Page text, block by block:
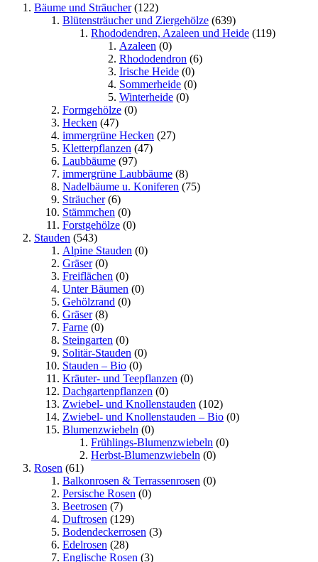
Bäume und Sträucher(122)
Blütensträucher und Ziergehölze (639)
Rhododendren, Azaleen und Heide (119)
Azaleen (0)
Rhododendron (6)
Irische Heide (0)
Sommerheide (0)
Winterheide (0)
Formgehölze (0)
Hecken (47)
immergrüne Hecken (27)
Kletterpflanzen (47)
Laubbäume (97)
immergrüne Laubbäume (8)
Nadelbäume u. Koniferen (75)
Sträucher(6)
Stämmchen (0)
Forstgehölze (0)
Stauden (543)
Alpine Stauden (0)
Gräser(0)
Freiflächen (0)
Unter Bäumen (0)
Gehölzrand (0)
Gräser(8)
Farne (0)
Steingarten (0)
Solitär-Stauden (0)
Stauden – Bio (0)
Kräuter- und Teepflanzen (0)
Dachgartenpflanzen (0)
Zwiebel- und Knollenstauden (102)
Zwiebel- und Knollenstauden – Bio (0)
Blumenzwiebeln (0)
Frühlings-Blumenzwiebeln (0)
Herbst-Blumenzwiebeln (0)
Rosen (61)
Balkonrosen & Terrassenrosen (0)
Persische Rosen (0)
Beetrosen (7)
Duftrosen (129)
Bodendeckerrosen (3)
Edelrosen (28)
Englische Rosen (3)